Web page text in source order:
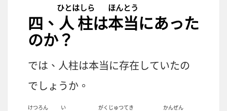
四、 人柱
ひとはしら
は本当
ほんとう
にあった
のか？
では、 人柱は本当に存在していたの
でしょうか。
けつろん い がくじゅつてき かんぜん